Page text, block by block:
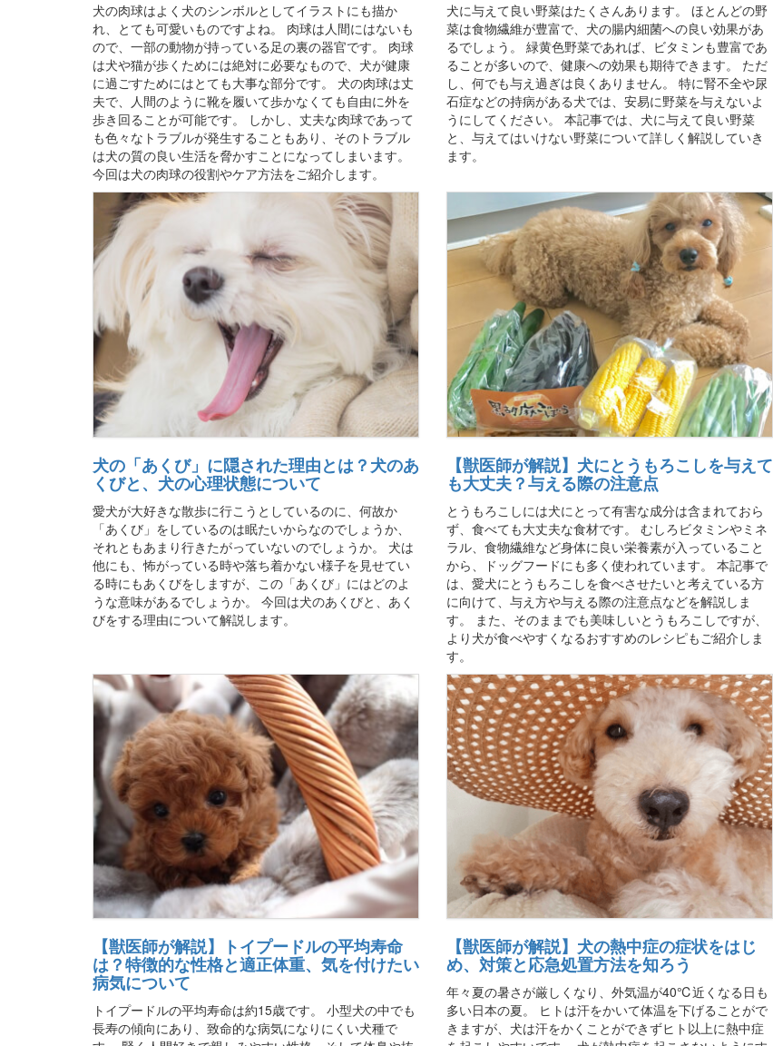
犬の肉球はよく犬のシンボルとしてイラストにも描か
れ、とても可愛いものですよね。 肉球は人間にはないも
ので、一部の動物が持っている足の裏の器官です。 肉球
は犬や猫が歩くためには絶対に必要なもので、犬が健康
に過ごすためにはとても大事な部分です。 犬の肉球は丈
夫で、人間のように靴を履いて歩かなくても自由に外を
歩き回ることが可能です。 しかし、丈夫な肉球であって
も色々なトラブルが発生することもあり、そのトラブル
は犬の質の良い生活を脅かすことになってしまいます。
今回は犬の肉球の役割やケア方法をご紹介します。
犬に与えて良い野菜はたくさんあります。 ほとんどの野
菜は食物繊維が豊富で、犬の腸内細菌への良い効果があ
るでしょう。 緑黄色野菜であれば、ビタミンも豊富であ
ることが多いので、健康への効果も期待できます。 ただ
し、何でも与え過ぎは良くありません。 特に腎不全や尿
石症などの持病がある犬では、安易に野菜を与えないよ
うにしてください。 本記事では、犬に与えて良い野菜
と、与えてはいけない野菜について詳しく解説していき
ます。
犬の「あくび」に隠された理由とは？犬のあ
くびと、犬の心理状態について
愛犬が大好きな散歩に行こうとしているのに、何故か
「あくび」をしているのは眠たいからなのでしょうか、
それともあまり行きたがっていないのでしょうか。 犬は
他にも、怖がっている時や落ち着かない様子を見せてい
る時にもあくびをしますが、この「あくび」にはどのよ
うな意味があるでしょうか。 今回は犬のあくびと、あく
びをする理由について解説します。
【獣医師が解説】犬にとうもろこしを与えて
も大丈夫？与える際の注意点
とうもろこしには犬にとって有害な成分は含まれておら
ず、食べても大丈夫な食材です。 むしろビタミンやミネ
ラル、食物繊維など身体に良い栄養素が入っていること
から、ドッグフードにも多く使われています。 本記事で
は、愛犬にとうもろこしを食べさせたいと考えている方
に向けて、与え方や与える際の注意点などを解説しま
す。 また、そのままでも美味しいとうもろこしですが、
より犬が食べやすくなるおすすめのレシピもご紹介しま
す。
【獣医師が解説】トイプードルの平均寿命
は？特徴的な性格と適正体重、気を付けたい
病気について
トイプードルの平均寿命は約15歳です。 小型犬の中でも
長寿の傾向にあり、致命的な病気になりにくい犬種で
【獣医師が解説】犬の熱中症の症状をはじ
め、対策と応急処置方法を知ろう
年々夏の暑さが厳しくなり、外気温が40℃近くなる日も
多い日本の夏。 ヒトは汗をかいて体温を下げることがで
きますが、犬は汗をかくことができずヒト以上に熱中症